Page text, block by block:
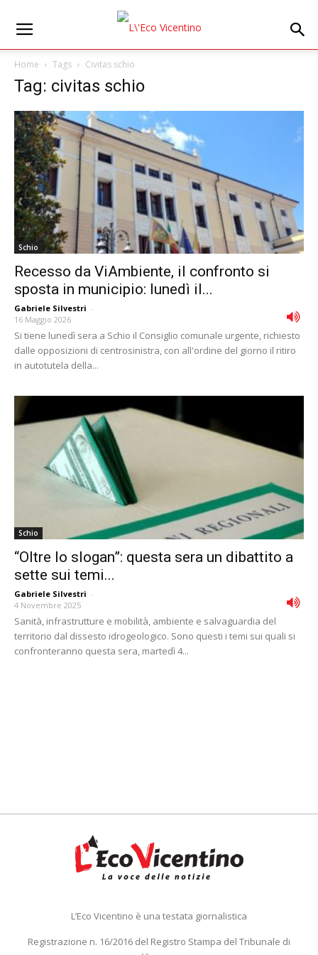
Home Tags Civitas schio
Tag: civitas schio
Schio
Recesso da ViAmbiente, il confronto si
sposta in municipio: lunedì il...
Gabriele Silvestri -
16 Maggio 2026
Si tiene lunedì sera a Schio il Consiglio comunale urgente, richiesto
dalle opposizioni di centrosinistra, con all'ordine del giorno il ritiro
in autotutela della...
Schio
“Oltre lo slogan”: questa sera un dibattito a
sette sui temi...
Gabriele Silvestri -
4 Novembre 2025
Sanità, infrastrutture e mobilità, ambiente e salvaguardia del
territorio dal dissesto idrogeologico. Sono questi i temi sui quali si
confronteranno questa sera, martedì 4...
L’Eco Vicentino è una testata giornalistica
Registrazione n. 16/2016 del Registro Stampa del Tribunale di